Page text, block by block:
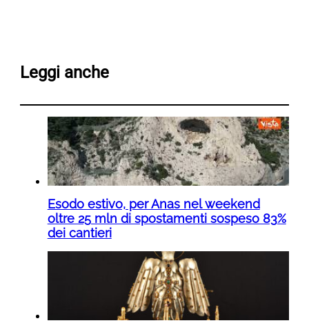
Leggi anche
Esodo estivo, per Anas nel weekend
oltre 25 mln di spostamenti sospeso 83%
dei cantieri